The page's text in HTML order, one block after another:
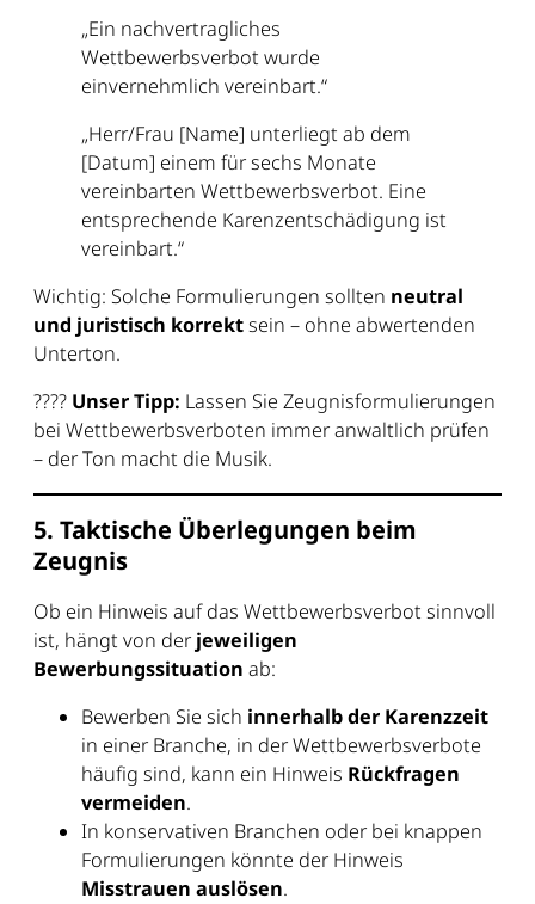
„Ein nachvertragliches
Wettbewerbsverbot wurde
einvernehmlich vereinbart.“
„Herr/Frau [Name] unterliegt ab dem
[Datum] einem für sechs Monate
vereinbarten Wettbewerbsverbot. Eine
entsprechende Karenzentschädigung ist
vereinbart.“
Wichtig: Solche Formulierungen sollten neutral
und juristisch korrektsein – ohne abwertenden
Unterton.
???? Unser Tipp: Lassen Sie Zeugnisformulierungen
bei Wettbewerbsverboten immer anwaltlich prüfen
– der Ton macht die Musik.
5. Taktische Überlegungen beim
Zeugnis
Ob ein Hinweis auf das Wettbewerbsverbot sinnvoll
ist, hängt von der jeweiligen
Bewerbungssituation ab:
Bewerben Sie sich innerhalb der Karenzzeit
in einer Branche, in der Wettbewerbsverbote
häufig sind, kann ein Hinweis Rückfragen
vermeiden.
In konservativen Branchen oder bei knappen
Formulierungen könnte der Hinweis
Misstrauen auslösen.